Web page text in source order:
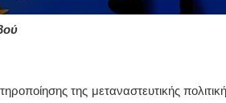
της μεταναστευτικής